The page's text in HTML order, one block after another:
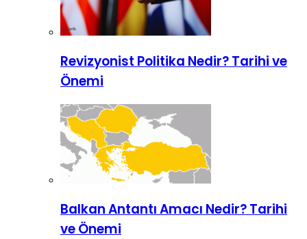
Revizyonist Politika Nedir? Tarihi ve
Önemi
Balkan Antantı Amacı Nedir? Tarihi
ve Önemi